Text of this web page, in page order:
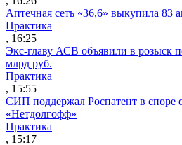
Аптечная сеть «36,6» выкупила 83
Практика
, 16:25
Экс-главу АСВ объявили в розыск
млрд руб.
Практика
, 15:55
СИП поддержал Роспатент в споре
«Нетдолгофф»
Практика
, 15:17